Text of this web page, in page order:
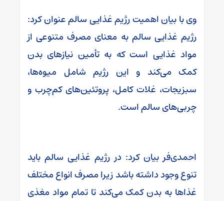
وی با بیان اهمیت رژیم غذایی سالم عنوان کرد:
رژیم غذایی سالم به معنای مصرف متنوعی از
مواد غذایی است که به تأمین نیازهای بدن
کمک می‌کند و این رژیم شامل میوه‌ها،
سبزیجات، غلات کامل، پروتئین‌های کم‌چرب و
چربی‌های سالم است.
احمدی‌فر بیان کرد: در رژیم غذایی سالم باید
تنوع وجود داشته باشد زیرا مصرف انواع مختلف
غذاها به بدن کمک می‌کند تا تمام مواد مغذی